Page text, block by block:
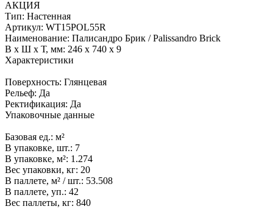
АКЦИЯ
Тип: Настенная
Артикул: WT15POL55R
Наименование: Палисандро Брик / Palissandro Brick
В x Ш x Т, мм: 246 x 740 x 9
Характеристики
Поверхность: Глянцевая
Рельеф: Да
Ректификация: Да
Упаковочные данные
Базовая ед.: м²
В упаковке, шт.: 7
В упаковке, м²: 1.274
Вес упаковки, кг: 20
В паллете, м² / шт.: 53.508
В паллете, уп.: 42
Вес паллеты, кг: 840